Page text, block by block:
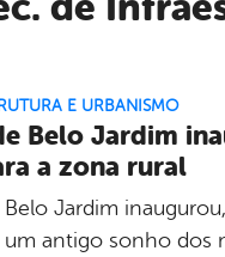
E URBANISMO
Belo Jardim
a zona rural
Jardim
antigo sonho dos